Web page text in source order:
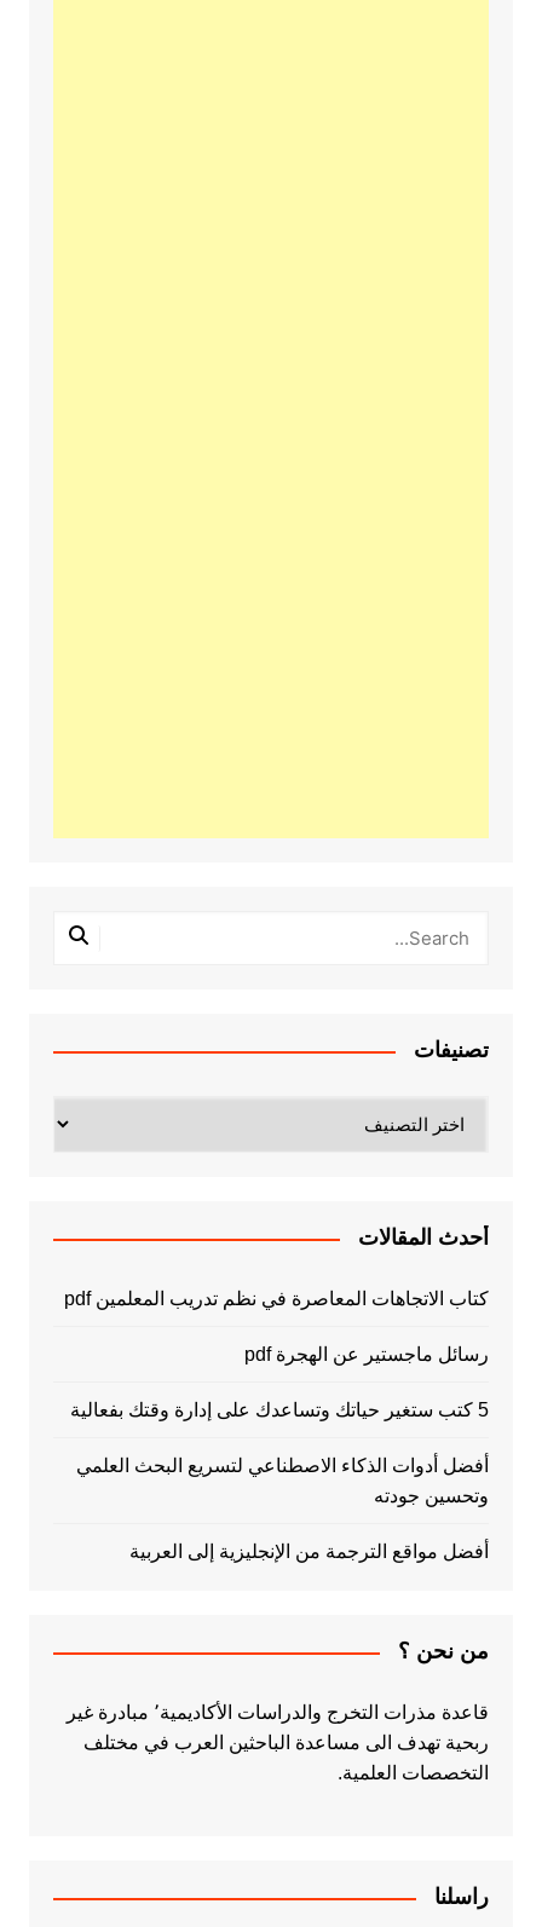
تصنيفات
أحدث المقالات
كتاب الاتجاهات المعاصرة في نظم تدريب المعلمين pdf
رسائل ماجستير عن الهجرة pdf
5 كتب ستغير حياتك وتساعدك على إدارة وقتك بفعالية
أفضل أدوات الذكاء الاصطناعي لتسريع البحث العلمي
وتحسين جودته
أفضل مواقع الترجمة من الإنجليزية إلى العربية
من نحن ؟
قاعدة مذرات التخرج والدراسات الأكاديمية٬ مبادرة غير
ربحية تهدف الى مساعدة الباحثين العرب في مختلف
التخصصات العلمية.
راسلنا